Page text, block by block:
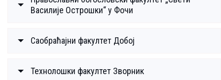
Василије Острошки“ у Фочи
Саобраћајни факултет Добој
Технолошки факултет Зворник